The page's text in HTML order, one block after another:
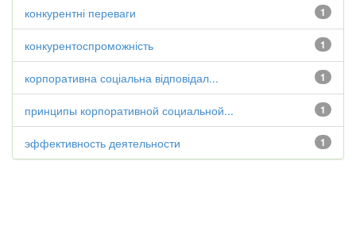
1
конкурентні переваги
1
конкурентоспроможність
1
корпоративна соціальна відповідал...
1
принципы корпоративной социальной...
1
эффективность деятельности